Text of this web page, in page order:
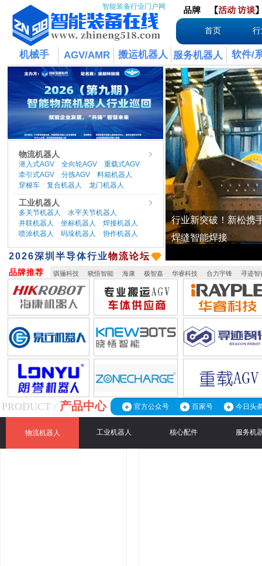
智能装备行业门户网 品牌 【活动访谈
首页
机械手 软件/
搬运机器人 服务机器人
AGV/AMR
物流机器人
潜入式AGV 全向轮AGV 重载式AGV
牵引式AGV 分拣AGV 料箱机器人
穿梭车 复合机器人 龙门机器人
工业机器人
多关节机器人 水平关节机器人
并联机器人 坐标机器人 焊接机器人
喷涂机器人 码垛机器人 协作机器人
​2026深圳半导体行业物流论坛
骐骊科技 晓悟智能 海康 极智嘉 华睿科技 合力宇锋 寻迹智
品牌推荐
PRODUCT / 产品中心 官方公众号 百家号 今日头
物流机器人 工业机器人 核心配件 服务机